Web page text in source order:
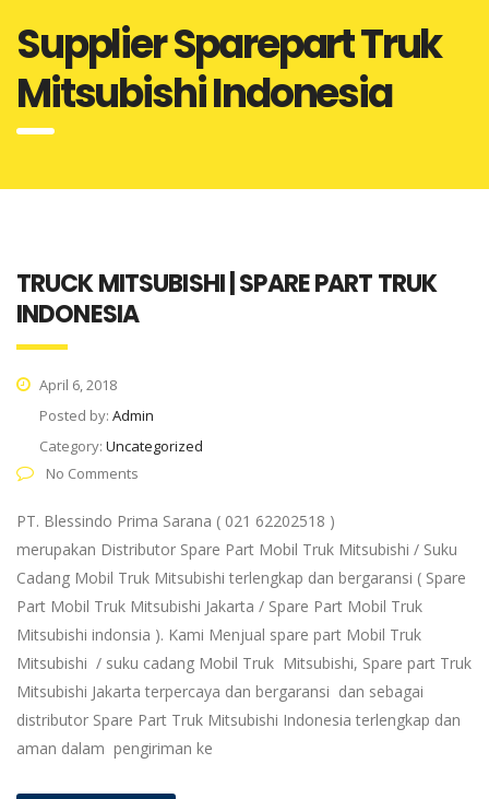
Supplier Sparepart Truk
Mitsubishi Indonesia
TRUCK MITSUBISHI | SPARE PART TRUK
INDONESIA
April 6, 2018
Posted by: Admin
Category: Uncategorized
No Comments
PT. Blessindo Prima Sarana ( 021 62202518 )
merupakan Distributor Spare Part Mobil Truk Mitsubishi / Suku
Cadang Mobil Truk Mitsubishi terlengkap dan bergaransi ( Spare
Part Mobil Truk Mitsubishi Jakarta / Spare Part Mobil Truk
Mitsubishi indonsia ). Kami Menjual spare part Mobil Truk
Mitsubishi / suku cadang Mobil Truk Mitsubishi, Spare part Truk
Mitsubishi Jakarta terpercaya dan bergaransi dan sebagai
distributor Spare Part Truk Mitsubishi Indonesia terlengkap dan
aman dalam pengiriman ke